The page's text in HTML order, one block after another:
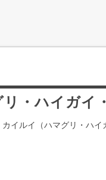
・ハイガイ
カイルイ（ハマグリ・ハイ